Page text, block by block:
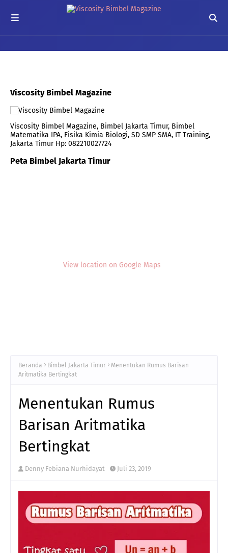
Viscosity Bimbel Magazine
Viscosity Bimbel Magazine, Bimbel Jakarta Timur, Bimbel
Matematika IPA, Fisika Kimia Biologi, SD SMP SMA, IT Training,
Jakarta Timur Hp: 082210027724
Peta Bimbel Jakarta Timur
View location on Google Maps
Beranda Bimbel Jakarta Timur
Menentukan Rumus Barisan
Aritmatika Bertingkat
Menentukan Rumus
Barisan Aritmatika
Bertingkat
Denny Febiana Nurhidayat Juli 23, 2019